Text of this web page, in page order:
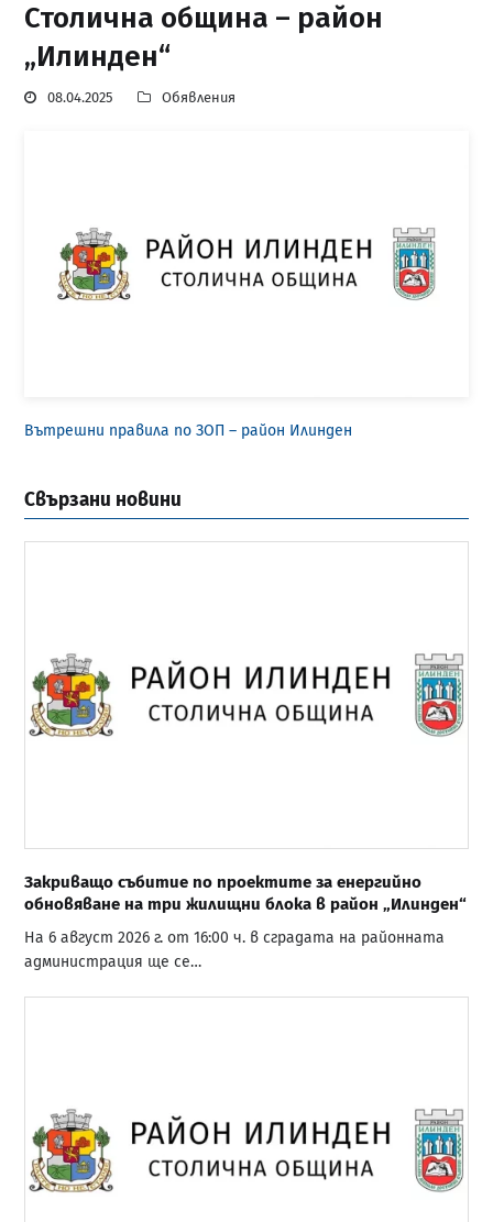
Столична община – район
„Илинден“
08.04.2025 Обявления
Вътрешни правила по ЗОП – район Илинден
Свързани новини
Закриващо събитие по проектите за енергийно
обновяване на три жилищни блока в район „Илинден“
На 6 август 2026 г. от 16:00 ч. в сградата на районната
администрация ще се…